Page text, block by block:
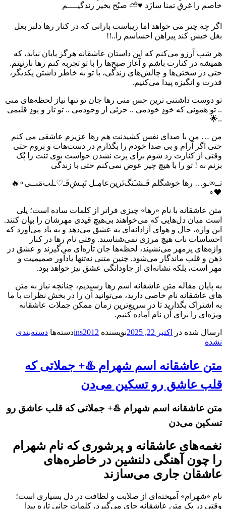
خاصم را غرقِ تمنا سازَد ♥️⛅️ صبُح بخیر زندگیــــم
اگر چه چتر می خواهد اما زیباست بارانی که در کنار رها دلبر بغل
بغل خیس کند پیراهن احساسم را..!!
هر شب آرزو می‌کنم که این داستان عاشقانه هرگز پایان نیابد، که
همیشه در کنارت باشم و آغاز صبح‌ها را با تو تجربه کنم رها نازنینم.
حتی در سختی‌ها و چالش‌های زندگی، با تو به خاطر داشتن یکدیگر،
قدرت و انگیزه پیدا می‌کنیم.
تو دوست داشتنی ترین حس منی رها جان تو تنها نیاز لحظه‌های منی
.. تو همونی که خودِ خودمی .. جزئی از وجودمی .. تو تار و پودِ قلبمی
..🌟
من … من با صدای نفس کشیدنت هم رها عزیزم عاشقی می کنم
حتی اگر آرام و بی صدا خودم را بگذارم در دست‌هات و بروم حتی
وقتی از کنارت رد شوم برای پرت نشدن حواست بوی تنت را پُک
بزنم نه ! تو را با هیچ چیز عوض نمی‌کنم حتی با زندگی
‌تــ∞ـو… رها خوشگلم قَـشـَنگ‌تَرين‌عامِـل تَپـشِ‌قَـ♡ـلب‌مَنــی∘🔥
🧡∘
متن عاشقانه با نام «رها» چیزی فراتر از کلمات ساده است؛ پلی
است میان دل‌هایی که می‌خواهند بی‌هیچ قیدی مهرشان را بیان کنند.
این واژه، حال و هوای آزادانه‌ای به عشق می‌دهد و به یاد می‌آورد که
احساسات ناب هیچ مرزی نمی‌شناسند. وقتی نام رها در کنار
واژه‌های پرمهر می‌نشیند، لحظه‌ها جان تازه‌ای می‌گیرند و عشق در
ذهن و قلب ماندگار می‌شود. چنین متنی نه‌تنها یادآور صمیمیت و
مهر است، بلکه نشانه‌ای از جاودانگی عشق نیز خواهد بود.
به پایان مقاله متن عاشقانه اسم رها رسیدیم، چنانچه نیاز به متن
های عاشقانه نام خاصی دارید، می‌توانید آن را در بخش نظرات با ما
به اشتراک بگذارید تا در سریع‌ترین زمان ممکن جملات عاشقانه
ویژه‌ای را برای آن نام آماده کنیم.
ارسال شده در اکتبر 22, 2025 نویسنده ins2012دسته‌ها دسته‌بندی
نشده
متن عاشقانه اسم شهرام ♨️+ جملاتی که
قلب عاشق رو تسکین می‌دن
متن عاشقانه اسم شهرام ♨️+ جملاتی که قلب عاشق رو
تسکین می‌دن
نغمه‌های عاشقانه و پرشوری که نام شهرام
را چون آهنگی دلنشین در خاطره‌های
عاشقان جاری می‌سازند
نام «شهرام» آمیخته‌ای از صلابت و لطافت در دل بسیاری است؛
وقتی در یک متن عاشقانه جای می‌گیرد، کلمات جانی تازه پیدا